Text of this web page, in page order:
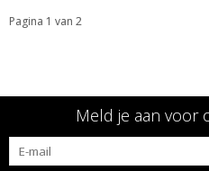
Pagina 1 van 2
Meld je aan voor